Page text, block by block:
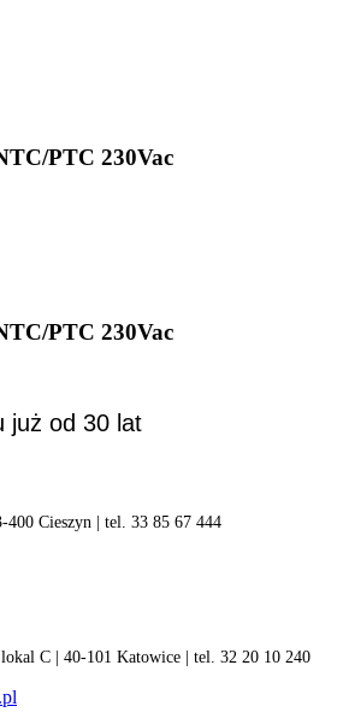
PTC 230Vac
PTC 230Vac
już od 30 lat
Cieszyn | tel. 33 85 67 444
C | 40-101 Katowice | tel. 32 20 10 240